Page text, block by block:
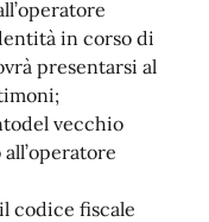
in corso di
presentarsi al
vecchio
codice fiscale